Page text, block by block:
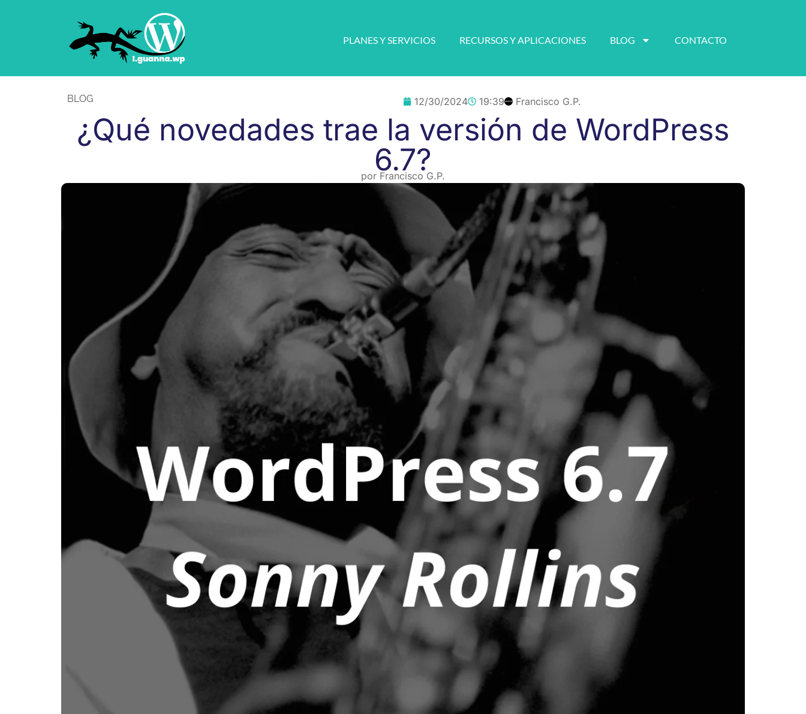
PLANES Y SERVICIOS RECURSOS Y APLICACIONES BLOG CONTACTO
BLOG 12/30/2024 19:39 Francisco G.P.
¿Qué novedades trae la versión de WordPress
6.7?
por Francisco G.P.